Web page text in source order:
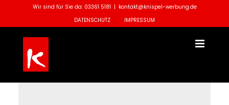
springen
Wir sind für Sie da: 03361 5181 | kontakt@knispel-werbung.de
DATENSCHUTZ
IMPRESSUM